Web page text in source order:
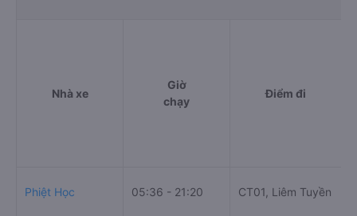
Nhà xe
Giờ
chạy
Điểm đi
Phiệt Học 05:36 - 21:20 CT01, Liêm Tuyền